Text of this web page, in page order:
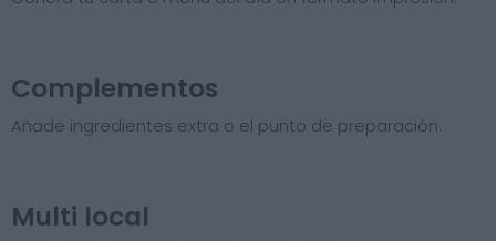
Complementos
Añade ingredientes extra o el punto de preparación.
Multi local